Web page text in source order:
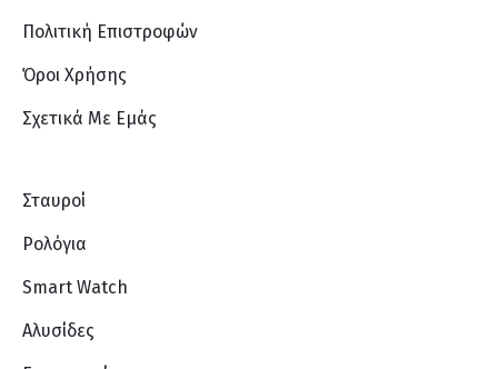
Πολιτική Επιστροφών
Όροι Χρήσης
Σχετικά Με Eμάς
Σταυροί
Ρολόγια
Smart Watch
Αλυσίδες